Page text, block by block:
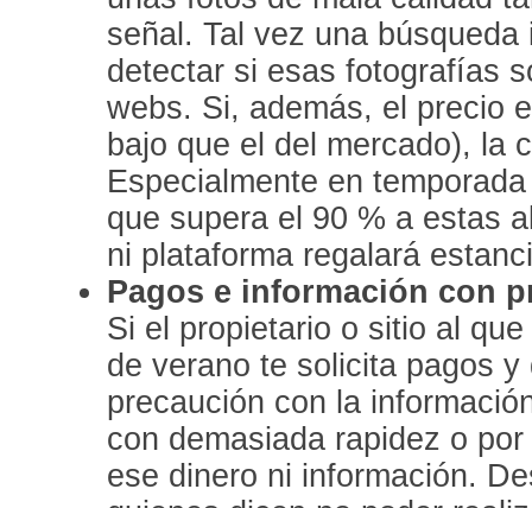
señal. Tal vez una
detectar si esas fotografías
webs. Si, además, el precio
bajo que el del mercado), la
Especialmente en
que supera el 90 % a estas
ni plataforma regalará
Pagos e información con
Si el propietario o sitio al
de verano te solicita pagos
precaución con la
con demasiada rapidez o
ese dinero ni información.